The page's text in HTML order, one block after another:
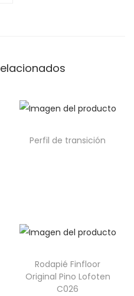
Perfil de transición
Rodapié Finfloor
Original Pino Lofoten
C026